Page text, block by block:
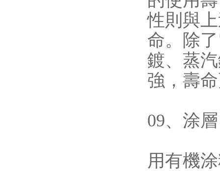
性則與上
命。除
鍍、蒸
強，壽命
09、涂層
用有機